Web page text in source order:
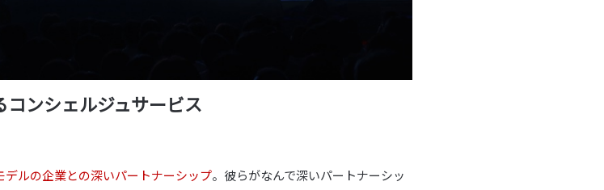
ンシェルジュサービス
ルの企業との深いパートナーシップ。彼らがなんで深いパートナーシッ